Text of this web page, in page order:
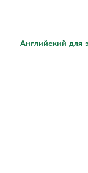
Английский для